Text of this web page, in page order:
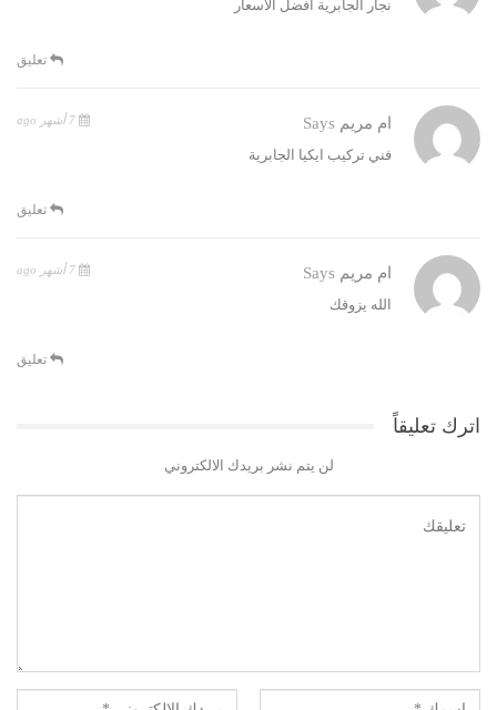
نجار الجابرية أفضل الأسعار
تعليق
ام مريم Says
فني تركيب ايكيا الجابرية
تعليق
ام مريم Says
الله يزوقك
تعليق
اترك تعليقاً
لن يتم نشر بريدك الالكتروني